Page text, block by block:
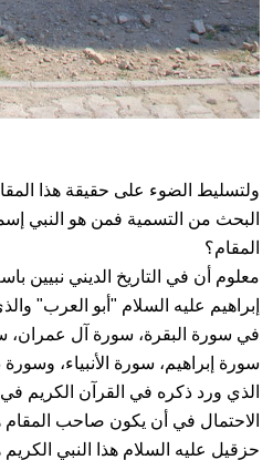
ولتسليط الضوء على حقيقة هذا
البحث من التسمية فمن هو النبي
المقام؟
معلوم أن في التاريخ الديني نبيين
إبراهيم عليه السلام "أبو العرب"
في سورة البقرة، سورة آل عمران،
سورة إبراهيم، سورة الأنبياء،
الذي ورد ذكره في القرآن الكريم
الاحتمال في أن يكون صاحب المقام
حزقيل عليه السلام هذا النبي الكريم